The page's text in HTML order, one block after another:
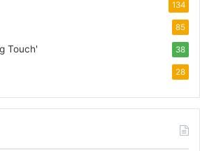
134
85
Touch' 38
28